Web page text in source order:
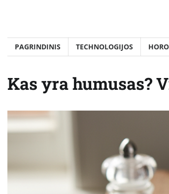
PAGRINDINIS TECHNOLOGIJOS
Kas yra humusas?